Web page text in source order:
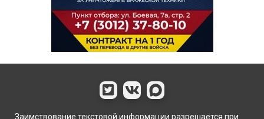
Заимствование текстовой информации разрешается при